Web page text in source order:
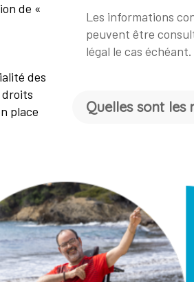
de «
des
droits
place
Les informations
peuvent être
légal le cas échéant.
Quelles sont les